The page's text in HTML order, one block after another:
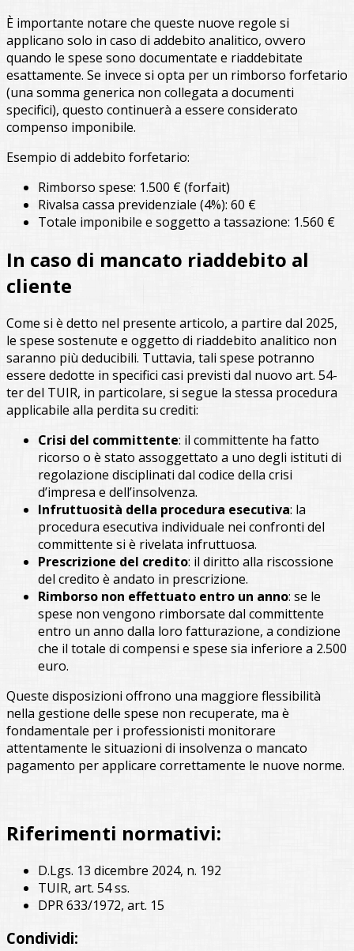
È importante notare che queste nuove regole si
applicano solo in caso di addebito analitico, ovvero
quando le spese sono documentate e riaddebitate
esattamente. Se invece si opta per un rimborso forfetario
(una somma generica non collegata a documenti
specifici), questo continuerà a essere considerato
compenso imponibile.
Esempio di addebito forfetario:
Rimborso spese: 1.500 € (forfait)
Rivalsa cassa previdenziale (4%): 60 €
Totale imponibile e soggetto a tassazione: 1.560 €
In caso di mancato riaddebito al
cliente
Come si è detto nel presente articolo, a partire dal 2025,
le spese sostenute e oggetto di riaddebito analitico non
saranno più deducibili. Tuttavia, tali spese potranno
essere dedotte in specifici casi previsti dal nuovo art. 54-
ter del TUIR, in particolare, si segue la stessa procedura
applicabile alla perdita su crediti:
Crisi del committente: il committente ha fatto
ricorso o è stato assoggettato a uno degli istituti di
regolazione disciplinati dal codice della crisi
d’impresa e dell’insolvenza.
Infruttuosità della procedura esecutiva: la
procedura esecutiva individuale nei confronti del
committente si è rivelata infruttuosa.
Prescrizione del credito: il diritto alla riscossione
del credito è andato in prescrizione.
Rimborso non effettuato entro un anno: se le
spese non vengono rimborsate dal committente
entro un anno dalla loro fatturazione, a condizione
che il totale di compensi e spese sia inferiore a 2.500
euro.
Queste disposizioni offrono una maggiore flessibilità
nella gestione delle spese non recuperate, ma è
fondamentale per i professionisti monitorare
attentamente le situazioni di insolvenza o mancato
pagamento per applicare correttamente le nuove norme.
Riferimenti normativi:
D.Lgs. 13 dicembre 2024, n. 192
TUIR, art. 54 ss.
DPR 633/1972, art. 15
Condividi: